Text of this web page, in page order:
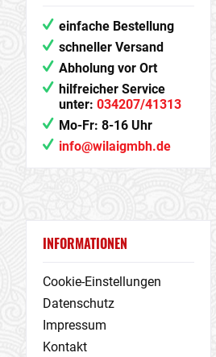
einfache Bestellung
schneller Versand
Abholung vor Ort
hilfreicher Service
unter: 034207/41313
Mo-Fr: 8-16 Uhr
info@wilaigmbh.de
INFORMATIONEN
Cookie-Einstellungen
Datenschutz
Impressum
Kontakt